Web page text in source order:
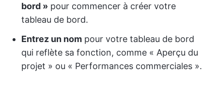
bord » pour commencer à créer votre
tableau de bord.
Entrez un nom pour votre tableau de bord
qui reflète sa fonction, comme « Aperçu du
projet » ou « Performances commerciales ».